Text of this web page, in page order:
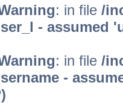
: in file /
- assumed
: in file /
-